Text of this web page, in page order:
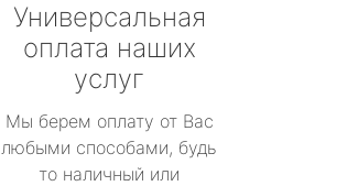
Универсальная
оплата наших
услуг
Мы берем оплату от Вас
любыми способами, будь
то наличный или